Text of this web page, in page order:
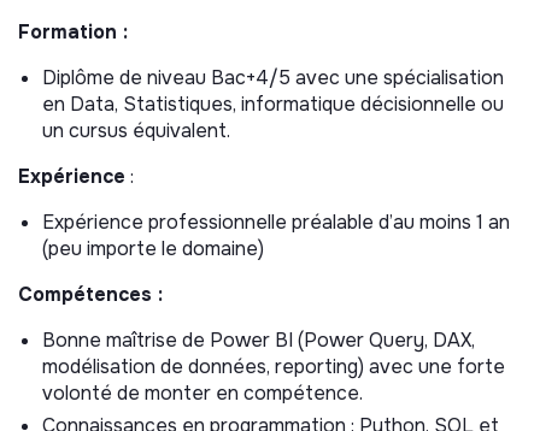
responsable,
Contribuer à traduire ces besoins en livrables de
référence : notes explicatives, maquette,
spécifications détaillées.
rapports :
Participer à l’organisation des rapports actuels et
futurs,
Collecter les données des différentes sources de
Nettoyer et préparer les données (gestion des
données manquantes, correction des erreurs,
normalisation des formats de données),
Formation :
Diplôme de niveau Bac+4/5 avec une spécialisation
en Data, Statistiques, informatique décisionnelle ou
un cursus équivalent.
Expérience :
Expérience professionnelle préalable d’au moins 1 an
(peu importe le domaine)
Compétences :
Bonne maîtrise de Power BI (Power Query, DAX,
modélisation de données, reporting) avec une forte
volonté de monter en compétence.
Connaissances en programmation : Python, SQL et